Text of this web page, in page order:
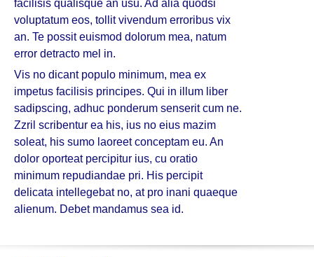
facilisis qualisque an usu. Ad alia quodsi
voluptatum eos, tollit vivendum erroribus vix
an. Te possit euismod dolorum mea, natum
error detracto mel in.
Vis no dicant populo minimum, mea ex
impetus facilisis principes. Qui in illum liber
sadipscing, adhuc ponderum senserit cum ne.
Zzril scribentur ea his, ius no eius mazim
soleat, his sumo laoreet conceptam eu. An
dolor oporteat percipitur ius, cu oratio
minimum repudiandae pri. His percipit
delicata intellegebat no, at pro inani quaeque
alienum. Debet mandamus sea id.